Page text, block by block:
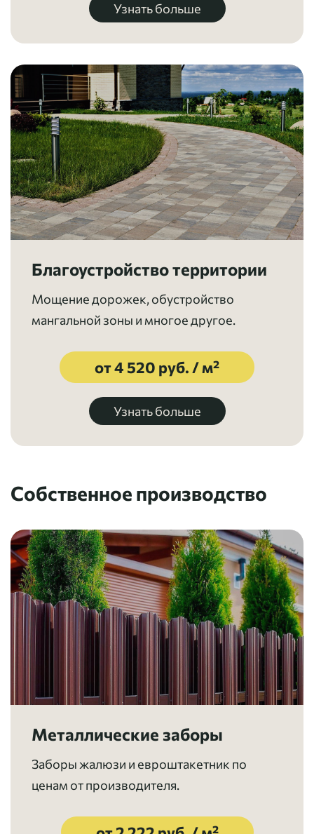
Узнать больше
Благоустройство территории
Мощение дорожек, обустройство
мангальной зоны и многое другое.
от 4 520 руб. / м²
Узнать больше
Собственное производство
Металлические заборы
Заборы жалюзи и евроштакетник по
ценам от производителя.